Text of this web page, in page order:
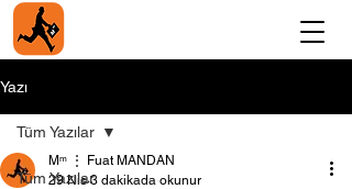
Yazı
Tüm Yazılar
Tüm Yazılar
Мᵐ ⋮ Fuat MANDAN
29 Nis 3 dakikada okunur